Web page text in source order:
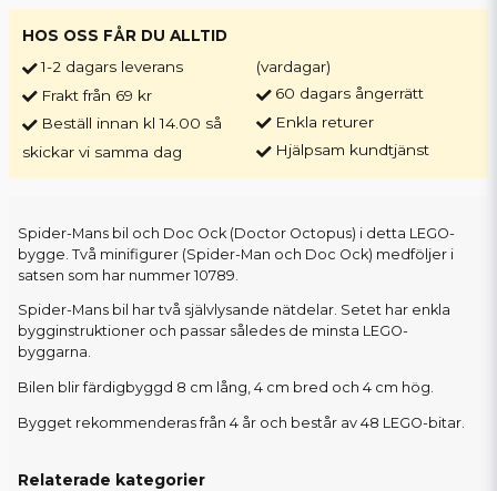
HOS OSS FÅR DU ALLTID
1-2 dagars leverans
Frakt från 69 kr
Beställ innan kl 14.00 så
skickar vi samma dag
(vardagar)
60 dagars ångerrätt
Enkla returer
Hjälpsam kundtjänst
Spider-Mans bil och Doc Ock (Doctor Octopus) i detta LEGO-
bygge. Två minifigurer (Spider-Man och Doc Ock) medföljer i
satsen som har nummer 10789.
Spider-Mans bil har två självlysande nätdelar. Setet har enkla
bygginstruktioner och passar således de minsta LEGO-
byggarna.
Bilen blir färdigbyggd 8 cm lång, 4 cm bred och 4 cm hög.
Bygget rekommenderas från 4 år och består av 48 LEGO-bitar.
Relaterade kategorier